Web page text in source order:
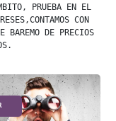
PRUEBA EN EL
CON
BAREMO DE PRECIOS